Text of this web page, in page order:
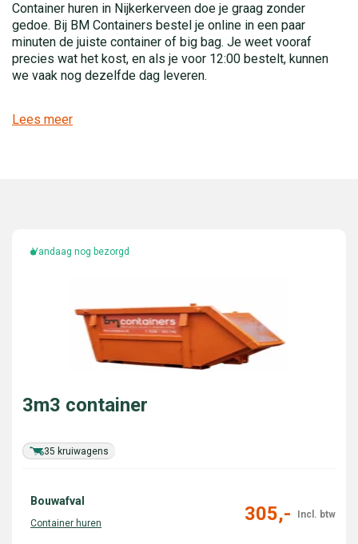
Container huren in Nijkerkerveen doe je graag zonder
gedoe. Bij BM Containers bestel je online in een paar
minuten de juiste container of big bag. Je weet vooraf
precies wat het kost, en als je voor 12:00 bestelt, kunnen
we vaak nog dezelfde dag leveren.
Lees meer
Vandaag nog bezorgd
35 kruiwagens
3m3 container
Bouwafval
305,-